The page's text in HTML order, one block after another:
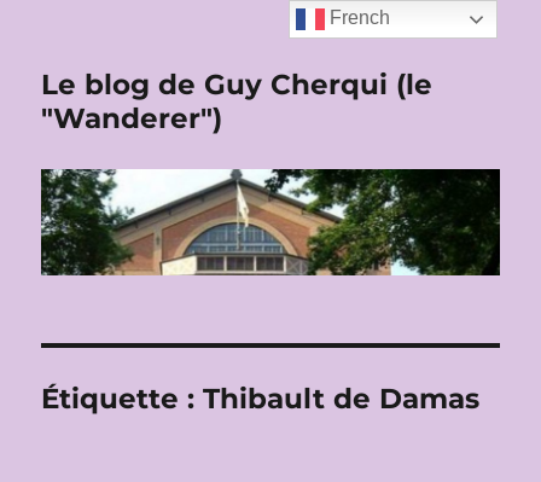
Le blog de Guy Cherqui (le
"Wanderer")
Étiquette :Thibault de Damas
French